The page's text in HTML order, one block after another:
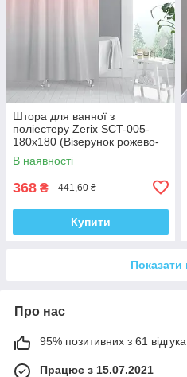
Штора для ванної з
поліестеру Zerix SCT-005-
180x180 (Візерунок рожево-
сірий) (ZX4989)
В наявності
368 ₴ 441,60 ₴
Купити
Показати
Про нас
95% позитивних з 61 відгука
Працює з 15.07.2021